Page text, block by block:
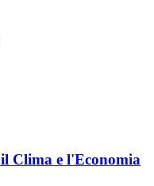
Clima e l'Economia